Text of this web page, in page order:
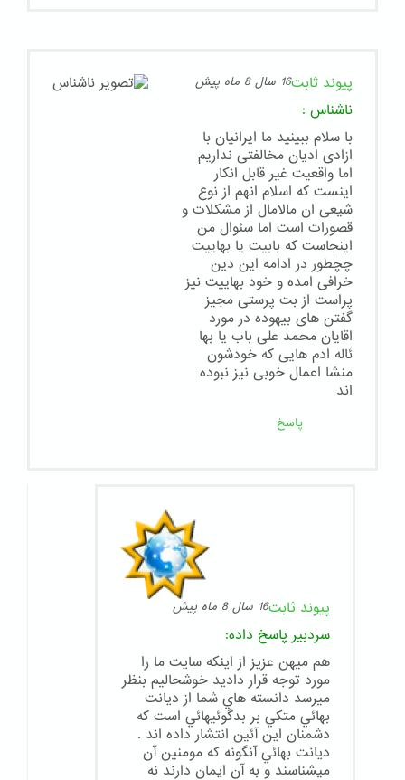
پیوند ثابت16 سال 8 ماه پیش
ناشناس :
با سلام ببینید ما ایرانیان با
ازادی ادیان مخالفتی نداریم
اما واقعیت غیر قابل انکار
اینست که اسلام انهم از نوع
شیعی ان مالامال از مشکلات و
قصورات است اما سئوال من
اینجاست که بابیت یا بهاییت
چچطور در ادامه این دین
خرافی امده و خود بهاییت نیز
پراست از بت پرستی مجیز
گفتن های بیهوده در مورد
اقایان محمد علی باب یا بها
ئاله ادم هایی که خودشون
منشا اعمال خوبی نیز نبوده
اند
پاسخ
پیوند ثابت16 سال 8 ماه پیش
سردبیر پاسخ داده:
هم ميهن عزيز از اينكه سايت ما را
مورد توجه قرار داديد خوشحاليم بنظر
ميرسد دانسته هاي شما از ديانت
بهائي متكي بر بدگوئيهائي است كه
دشمنان اين آئين انتشار داده اند .
ديانت بهائي آنگونه كه مومنين آن
ميشناسند و به آن ايمان دارند نه